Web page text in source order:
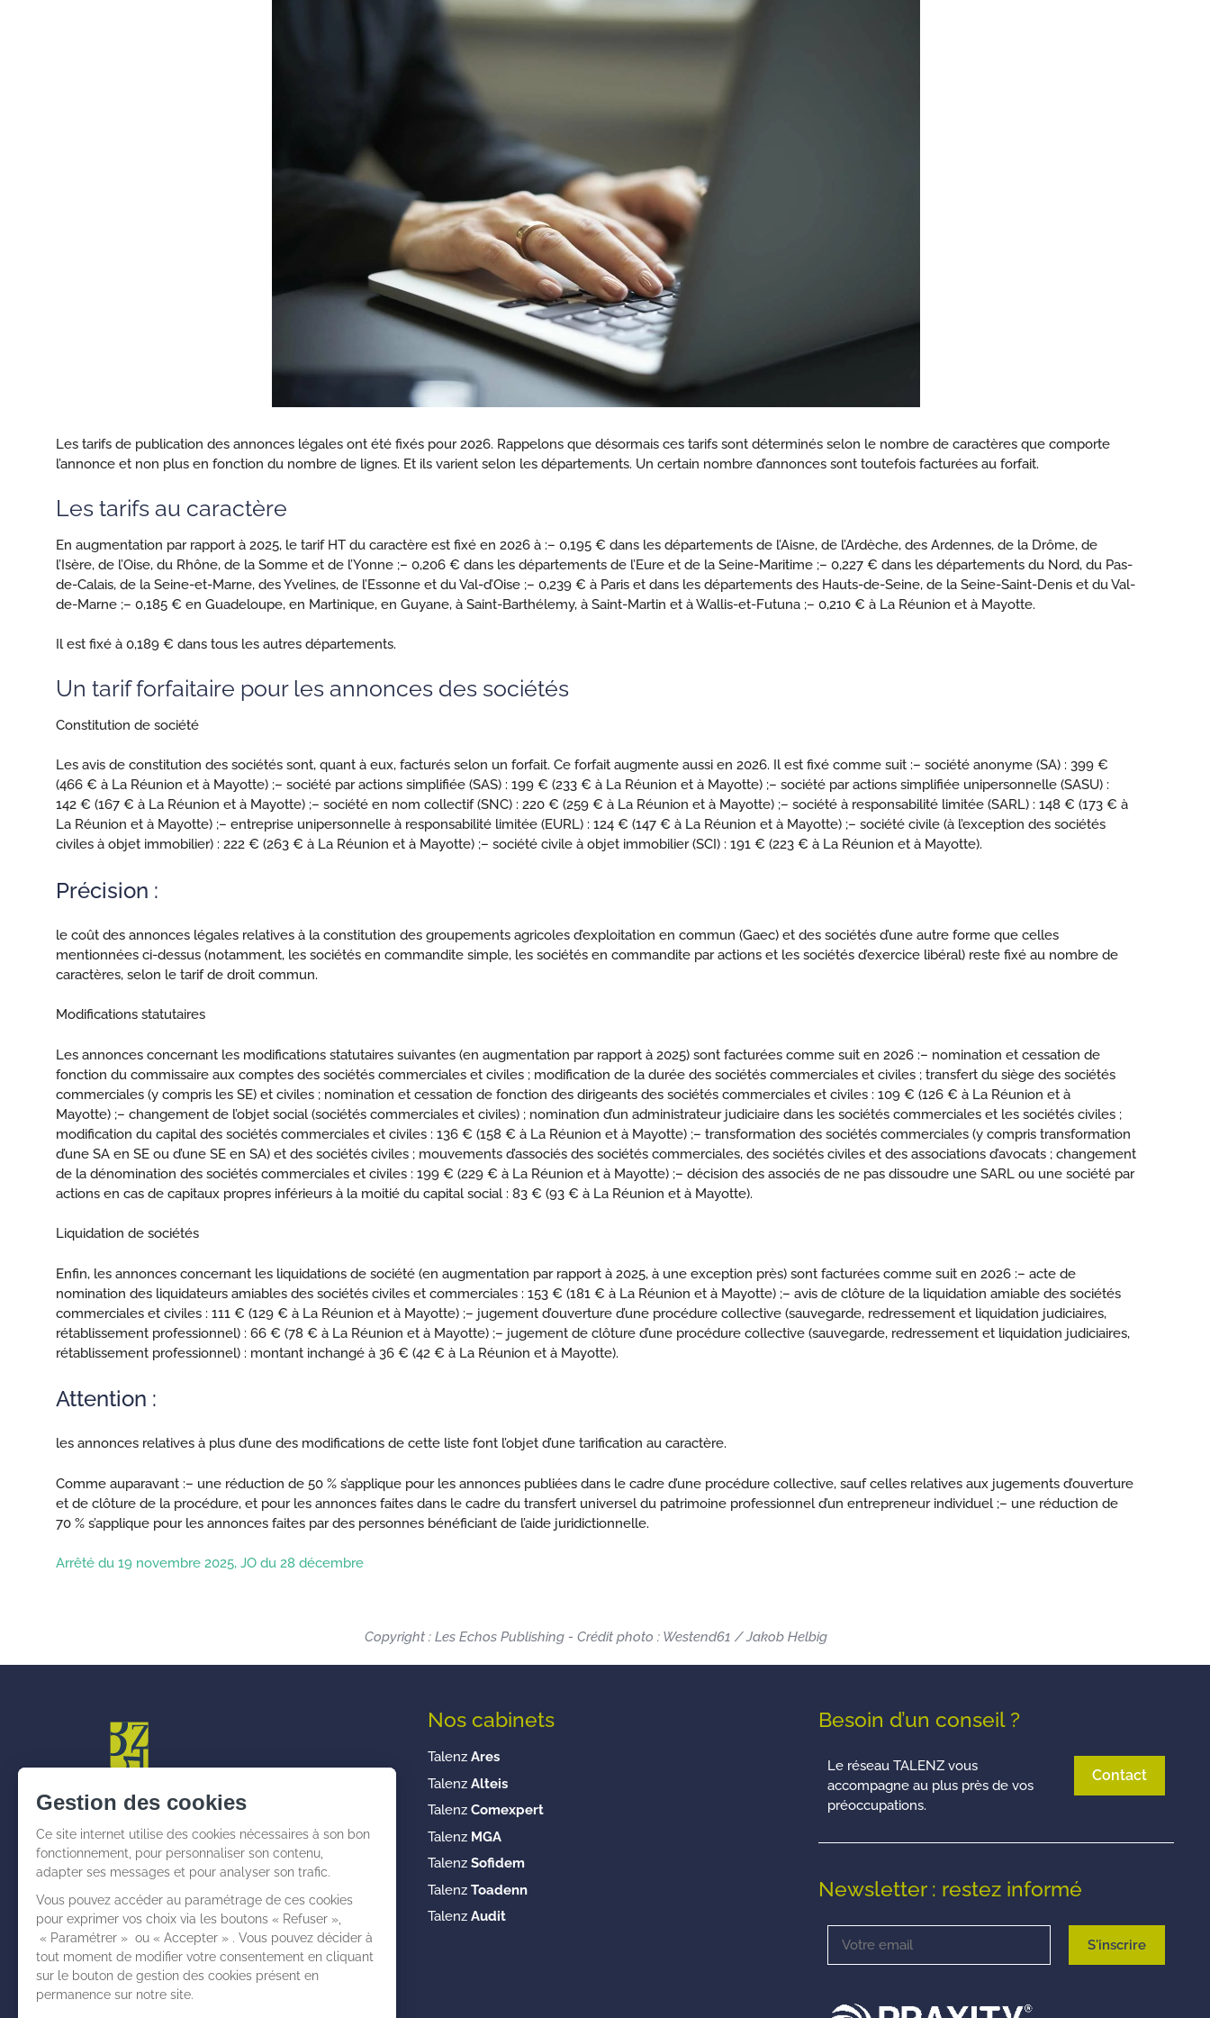
Les tarifs de publication des annonces légales ont été fixés pour 2026. Rappelons que désormais ces tarifs sont déterminés selon le nombre de caractères que comporte
l’annonce et non plus en fonction du nombre de lignes. Et ils varient selon les départements. Un certain nombre d’annonces sont toutefois facturées au forfait.
Les tarifs au caractère
En augmentation par rapport à 2025, le tarif HT du caractère est fixé en 2026 à :– 0,195 € dans les départements de l’Aisne, de l’Ardèche, des Ardennes, de la Drôme, de
l’Isère, de l’Oise, du Rhône, de la Somme et de l’Yonne ;– 0,206 € dans les départements de l’Eure et de la Seine-Maritime ;– 0,227 € dans les départements du Nord, du Pas-
de-Calais, de la Seine-et-Marne, des Yvelines, de l’Essonne et du Val-d’Oise ;– 0,239 € à Paris et dans les départements des Hauts-de-Seine, de la Seine-Saint-Denis et du Val-
de-Marne ;– 0,185 € en Guadeloupe, en Martinique, en Guyane, à Saint-Barthélemy, à Saint-Martin et à Wallis-et-Futuna ;– 0,210 € à La Réunion et à Mayotte.
Il est fixé à 0,189 € dans tous les autres départements.
Un tarif forfaitaire pour les annonces des sociétés
Constitution de société
Les avis de constitution des sociétés sont, quant à eux, facturés selon un forfait. Ce forfait augmente aussi en 2026. Il est fixé comme suit :– société anonyme (SA) : 399 €
(466 € à La Réunion et à Mayotte) ;– société par actions simplifiée (SAS) : 199 € (233 € à La Réunion et à Mayotte) ;– société par actions simplifiée unipersonnelle (SASU) :
142 € (167 € à La Réunion et à Mayotte) ;– société en nom collectif (SNC) : 220 € (259 € à La Réunion et à Mayotte) ;– société à responsabilité limitée (SARL) : 148 € (173 € à
La Réunion et à Mayotte) ;– entreprise unipersonnelle à responsabilité limitée (EURL) : 124 € (147 € à La Réunion et à Mayotte) ;– société civile (à l’exception des sociétés
civiles à objet immobilier) : 222 € (263 € à La Réunion et à Mayotte) ;– société civile à objet immobilier (SCI) : 191 € (223 € à La Réunion et à Mayotte).
Précision :
le coût des annonces légales relatives à la constitution des groupements agricoles d’exploitation en commun (Gaec) et des sociétés d’une autre forme que celles
mentionnées ci-dessus (notamment, les sociétés en commandite simple, les sociétés en commandite par actions et les sociétés d’exercice libéral) reste fixé au nombre de
caractères, selon le tarif de droit commun.
Modifications statutaires
Les annonces concernant les modifications statutaires suivantes (en augmentation par rapport à 2025) sont facturées comme suit en 2026 :– nomination et cessation de
fonction du commissaire aux comptes des sociétés commerciales et civiles ; modification de la durée des sociétés commerciales et civiles ; transfert du siège des sociétés
commerciales (y compris les SE) et civiles ; nomination et cessation de fonction des dirigeants des sociétés commerciales et civiles : 109 € (126 € à La Réunion et à
Mayotte) ;– changement de l’objet social (sociétés commerciales et civiles) ; nomination d’un administrateur judiciaire dans les sociétés commerciales et les sociétés civiles ;
modification du capital des sociétés commerciales et civiles : 136 € (158 € à La Réunion et à Mayotte) ;– transformation des sociétés commerciales (y compris transformation
d’une SA en SE ou d’une SE en SA) et des sociétés civiles ; mouvements d’associés des sociétés commerciales, des sociétés civiles et des associations d’avocats ; changement
de la dénomination des sociétés commerciales et civiles : 199 € (229 € à La Réunion et à Mayotte) ;– décision des associés de ne pas dissoudre une SARL ou une société par
actions en cas de capitaux propres inférieurs à la moitié du capital social : 83 € (93 € à La Réunion et à Mayotte).
Liquidation de sociétés
Enfin, les annonces concernant les liquidations de société (en augmentation par rapport à 2025, à une exception près) sont facturées comme suit en 2026 :– acte de
nomination des liquidateurs amiables des sociétés civiles et commerciales : 153 € (181 € à La Réunion et à Mayotte) ;– avis de clôture de la liquidation amiable des sociétés
commerciales et civiles : 111 € (129 € à La Réunion et à Mayotte) ;– jugement d’ouverture d’une procédure collective (sauvegarde, redressement et liquidation judiciaires,
rétablissement professionnel) : 66 € (78 € à La Réunion et à Mayotte) ;– jugement de clôture d’une procédure collective (sauvegarde, redressement et liquidation judiciaires,
rétablissement professionnel) : montant inchangé à 36 € (42 € à La Réunion et à Mayotte).
Attention :
les annonces relatives à plus d’une des modifications de cette liste font l’objet d’une tarification au caractère.
Comme auparavant :– une réduction de 50 % s’applique pour les annonces publiées dans le cadre d’une procédure collective, sauf celles relatives aux jugements d’ouverture
et de clôture de la procédure, et pour les annonces faites dans le cadre du transfert universel du patrimoine professionnel d’un entrepreneur individuel ;– une réduction de
70 % s’applique pour les annonces faites par des personnes bénéficiant de l’aide juridictionnelle.
Arrêté du 19 novembre 2025, JO du 28 décembre
Copyright : Les Echos Publishing - Crédit photo : Westend61 / Jakob Helbig
Nos cabinets
Talenz Ares
Talenz Alteis
Talenz Comexpert
Talenz MGA
Talenz Sofidem
Talenz Toadenn
Talenz Audit
Besoin d’un conseil ?
Le réseau TALENZ vous
accompagne au plus près de vos
préoccupations.
Contact
Newsletter : restez informé